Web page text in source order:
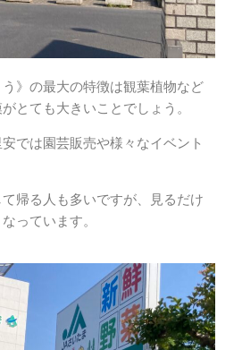
》の最大の特徴は観葉植物など
とても大きいことでしょう。
では園芸販売や様々なイベント
帰る人も多いですが、見るだけ
っています。